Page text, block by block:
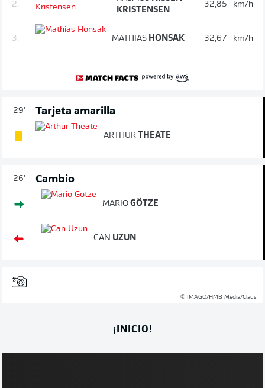
2.
KRISTENSEN
32,85 km/h
3. MATHIAS HONSAK 32,67 km/h
29' Tarjeta amarilla
ARTHUR THEATE
26' Cambio
MARIO GÖTZE
CAN UZUN
© IMAGO/HMB Media/Claus
¡INICIO!